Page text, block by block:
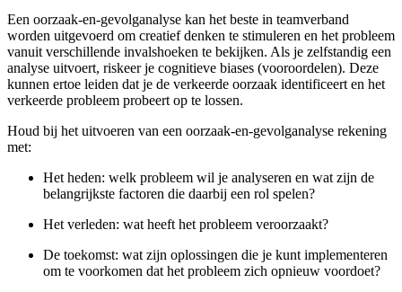
Een oorzaak-en-gevolganalyse kan het beste in teamverband
worden uitgevoerd om creatief denken te stimuleren en het probleem
vanuit verschillende invalshoeken te bekijken. Als je zelfstandig een
analyse uitvoert, riskeer je cognitieve biases (vooroordelen). Deze
kunnen ertoe leiden dat je de verkeerde oorzaak identificeert en het
verkeerde probleem probeert op te lossen.
Houd bij het uitvoeren van een oorzaak-en-gevolganalyse rekening
met:
Het heden: welk probleem wil je analyseren en wat zijn de
belangrijkste factoren die daarbij een rol spelen?
Het verleden: wat heeft het probleem veroorzaakt?
De toekomst: wat zijn oplossingen die je kunt implementeren
om te voorkomen dat het probleem zich opnieuw voordoet?